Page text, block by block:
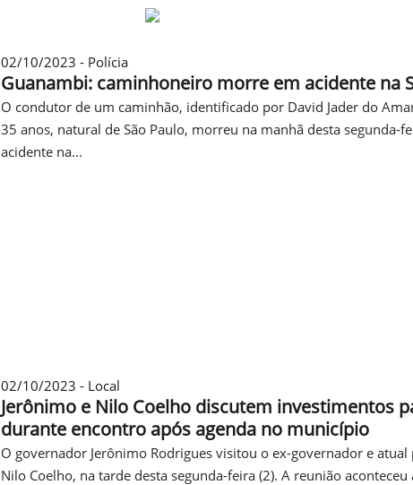
02/10/2023 - Polícia
Guanambi: caminhoneiro morre em acidente na
O condutor de um caminhão, identificado por David Jader do
35 anos, natural de São Paulo, morreu na manhã desta segunda-
acidente na...
02/10/2023 - Local
Jerônimo e Nilo Coelho discutem investimentos
durante encontro após agenda no município
O governador Jerônimo Rodrigues visitou o ex-governador e
Nilo Coelho, na tarde desta segunda-feira (2). A reunião